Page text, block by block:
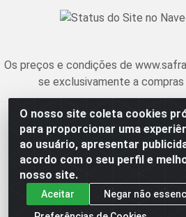
O nosso site coleta cookies
para proporcionar uma
ao usuário, apresentar
acordo com o seu perfil e
nosso site.
Aceitar
Negar não
Os preços e condições de
se exclusivamente a
Safra Agrícola e Pecuária LTDA -
Esplanada dos Anicuns, Goiânia/GO
06.315.490/